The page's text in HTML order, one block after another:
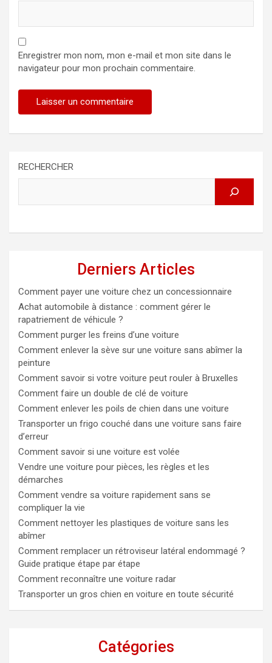
Enregistrer mon nom, mon e-mail et mon site dans le
navigateur pour mon prochain commentaire.
RECHERCHER
Derniers Articles
Comment payer une voiture chez un concessionnaire
Achat automobile à distance : comment gérer le
rapatriement de véhicule ?
Comment purger les freins d’une voiture
Comment enlever la sève sur une voiture sans abîmer la
peinture
Comment savoir si votre voiture peut rouler à Bruxelles
Comment faire un double de clé de voiture
Comment enlever les poils de chien dans une voiture
Transporter un frigo couché dans une voiture sans faire
d’erreur
Comment savoir si une voiture est volée
Vendre une voiture pour pièces, les règles et les
démarches
Comment vendre sa voiture rapidement sans se
compliquer la vie
Comment nettoyer les plastiques de voiture sans les
abîmer
Comment remplacer un rétroviseur latéral endommagé ?
Guide pratique étape par étape
Comment reconnaître une voiture radar
Transporter un gros chien en voiture en toute sécurité
Catégories